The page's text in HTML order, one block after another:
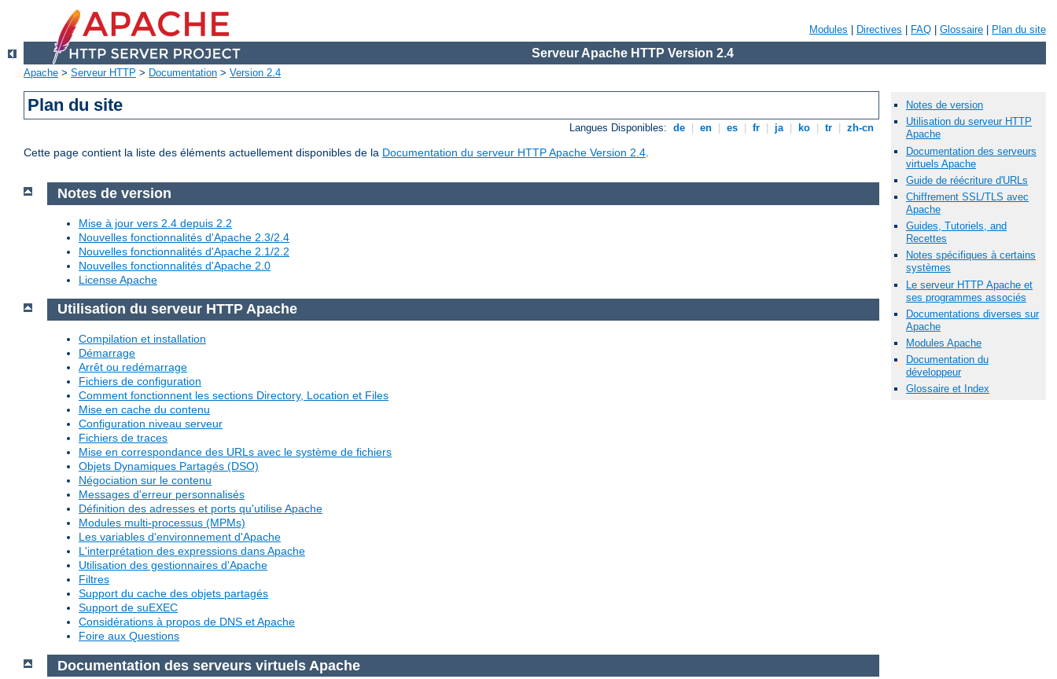
Modules Directives FAQ Glossaire Plan du site
Serveur Apache HTTP Version 2.4
Apache > Serveur HTTP > Documentation > Version 2.4
Plan du site
Langues Disponibles: de en es fr ja ko tr zh-cn
Cette page contient la liste des éléments actuellement disponibles de la Documentation du serveur HTTP Apache Version 2.4.
Notes de version
Utilisation du serveur HTTP
Apache
Documentation des serveurs
virtuels Apache
Guide de réécriture d'URLs
Chiffrement SSL/TLS avec
Apache
Guides, Tutoriels, and
Recettes
Notes spécifiques à certains
systèmes
Le serveur HTTP Apache et
ses programmes associés
Documentations diverses sur
Apache
Modules Apache
Documentation du
développeur
Glossaire et Index
Notes de version
Mise à jour vers 2.4 depuis 2.2
Nouvelles fonctionnalités d'Apache 2.3/2.4
Nouvelles fonctionnalités d'Apache 2.1/2.2
Nouvelles fonctionnalités d'Apache 2.0
License Apache
Utilisation du serveur HTTP Apache
Compilation et installation
Démarrage
Arrêt ou redémarrage
Fichiers de configuration
Comment fonctionnent les sections Directory, Location et Files
Mise en cache du contenu
Configuration niveau serveur
Fichiers de traces
Mise en correspondance des URLs avec le système de fichiers
Objets Dynamiques Partagés (DSO)
Négociation sur le contenu
Messages d'erreur personnalisés
Définition des adresses et ports qu'utilise Apache
Modules multi-processus (MPMs)
Les variables d'environnement d'Apache
L'interprétation des expressions dans Apache
Utilisation des gestionnaires d'Apache
Filtres
Support du cache des objets partagés
Support de suEXEC
Considérations à propos de DNS et Apache
Foire aux Questions
Documentation des serveurs virtuels Apache